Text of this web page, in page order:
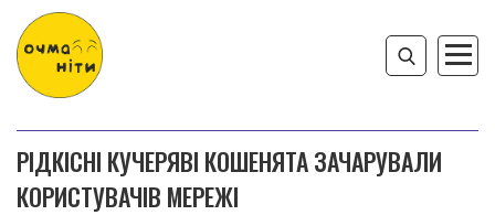
РІДКІСНІ КУЧЕРЯВІ КОШЕНЯТА ЗАЧАРУВАЛИ
КОРИСТУВАЧІВ МЕРЕЖІ